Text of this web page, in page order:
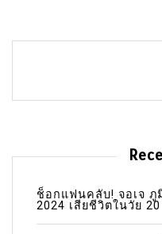
ช็อกแฟนคลับ! จอเจ ภู
2024 เสียชีวิตในวัย 20